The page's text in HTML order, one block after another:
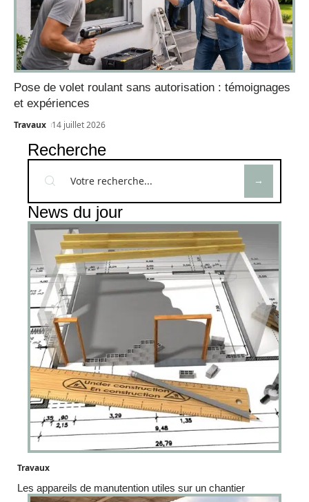
Pose de volet roulant sans autorisation : témoignages
et expériences
Travaux 14 juillet 2026
Recherche
News du jour
Travaux
Les appareils de manutention utiles sur un chantier